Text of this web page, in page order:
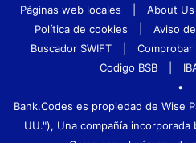
Páginas web locales About Us
Política de cookies
Aviso
Buscador SWIFT
Comprobar
Codigo BSB
•
Bank.Codes es propiedad de Wise
UU."), Una compañía